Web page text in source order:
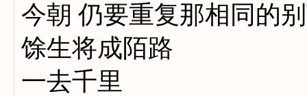
今朝 仍要重复那相同的
馀生将成陌路
一去千里